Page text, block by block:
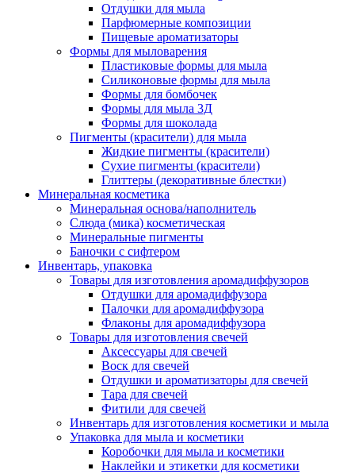
Отдушки для мыла
Парфюмерные композиции
Пищевые ароматизаторы
Формы для мыловарения
Пластиковые формы для мыла
Силиконовые формы для мыла
Формы для бомбочек
Формы для мыла 3Д
Формы для шоколада
Пигменты (красители) для мыла
Жидкие пигменты (красители)
Сухие пигменты (красители)
Глиттеры (декоративные блестки)
Минеральная косметика
Минеральная основа/наполнитель
Слюда (мика) косметическая
Минеральные пигменты
Баночки с сифтером
Инвентарь, упаковка
Товары для изготовления аромадиффузоров
Отдушки для аромадиффузора
Палочки для аромадиффузора
Флаконы для аромадиффузора
Товары для изготовления свечей
Аксессуары для свечей
Воск для свечей
Отдушки и ароматизаторы для свечей
Тара для свечей
Фитили для свечей
Инвентарь для изготовления косметики и мыла
Упаковка для мыла и косметики
Коробочки для мыла и косметики
Наклейки и этикетки для косметики